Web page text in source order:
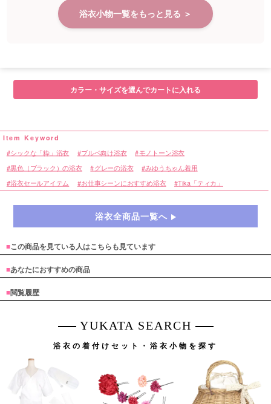
浴衣小物一覧をもっと見る ＞
カラー・サイズを選んでカートに入れる
シックな「粋」浴衣 ブルベ向け浴衣 モノトーン浴衣
黒色（ブラック）の浴衣 グレーの浴衣 みゆうちゃん着用
浴衣セールアイテム お仕事シーンにおすすめ浴衣 Tika「ティカ」
浴衣全商品一覧へ
■この商品を見ている人はこちらも見ています
■あなたにおすすめの商品
■閲覧履歴
YUKATA SEARCH
浴衣の着付けセット・浴衣小物を探す